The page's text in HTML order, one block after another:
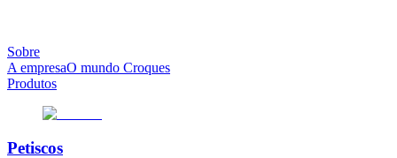
Sobre
A empresaO mundo Croques
Produtos
Petiscos